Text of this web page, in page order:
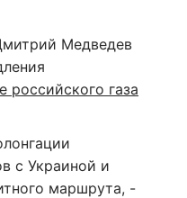
Медведев
российского газа
с Украиной и
маршрута, -